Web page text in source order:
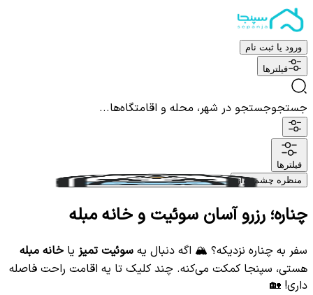
ورود یا ثبت نام
فیلترها
جستجوجستجو در شهر، محله و اقامتگاه‌ها...
فیلترها
منظره چشم نواز
چناره؛ رزرو آسان سوئیت و خانه مبله
سفر به چناره نزدیکه؟ 🏔️ اگه دنبال یه سوئیت تمیز یا خانه مبله
هستی، سپنجا کمکت می‌کنه. چند کلیک تا یه اقامت راحت فاصله
داری! 🏡